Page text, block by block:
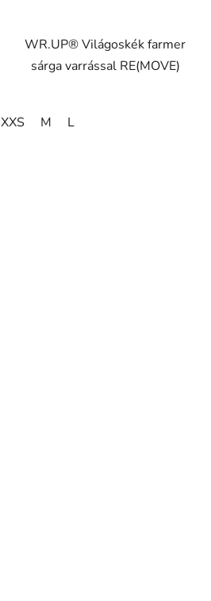
5,0
csillag.
WR.UP® Világoskék farmer
sárga varrással RE(MOVE)
XXS M L